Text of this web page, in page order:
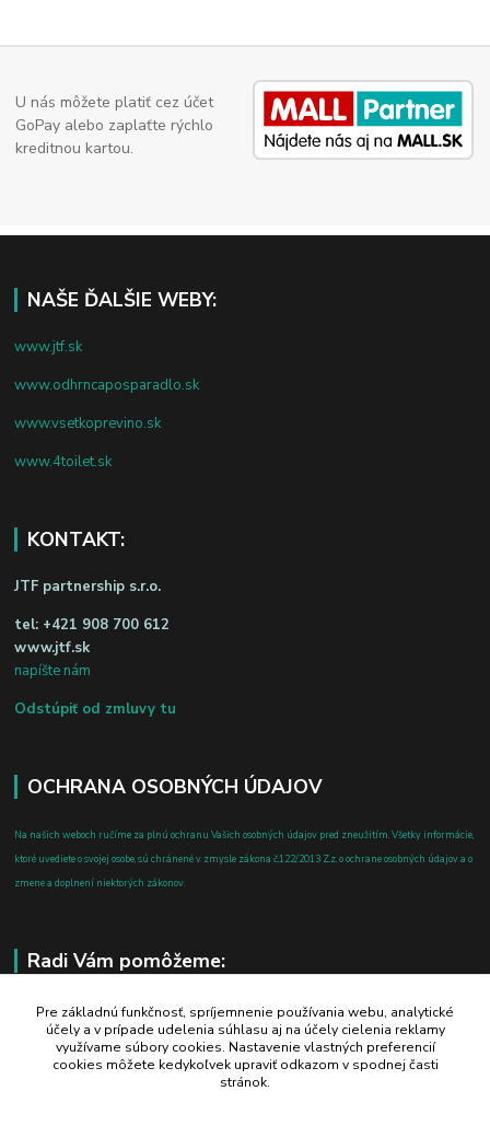
U nás môžete platiť cez účet
GoPay alebo zaplaťte rýchlo
kreditnou kartou.
NAŠE ĎALŠIE WEBY:
www.jtf.sk
www.odhrncaposparadlo.sk
www.vsetkoprevino.sk
www.4toilet.sk
KONTAKT:
JTF partnership s.r.o.
tel: +421 908 700 612
www.jtf.sk
napíšte nám
Odstúpiť od zmluvy tu
OCHRANA OSOBNÝCH ÚDAJOV
Na našich weboch ručíme za plnú ochranu Vašich osobných údajov pred zneužitím. Všetky informácie,
ktoré uvediete o svojej osobe, sú chránené v zmysle zákona č.122/2013 Z.z. o ochrane osobných údajov a o
zmene a doplnení niektorých zákonov.
Radi Vám pomôžeme:
+421 908 700 612
po-pia: 8.00 - 16.00
business@jtf.sk
Pre základnú funkčnosť, spríjemnenie používania webu, analytické
účely a v prípade udelenia súhlasu aj na účely cielenia reklamy
využívame súbory cookies. Nastavenie vlastných preferencií
cookies môžete kedykoľvek upraviť odkazom v spodnej časti
stránok.